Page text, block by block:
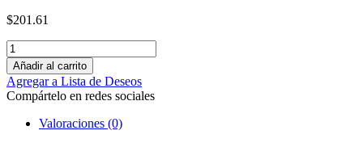
$201.61
Añadir al carrito
Agregar a Lista de Deseos
Compártelo en redes sociales
Valoraciones (0)